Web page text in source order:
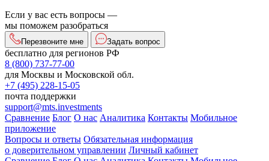
Если у вас есть вопросы —
мы поможем разобраться
Перезвоните мне Задать вопрос
бесплатно для регионов РФ
8 (800) 737-77-00
для Москвы и Московской обл.
+7 (495) 228-15-05
почта поддержки
support@mts.investments
Сравнение Блог О нас Аналитика Контакты Мобильное
приложение
Вопросы и ответы Обязательная информация
о доверительном управлении Личный кабинет